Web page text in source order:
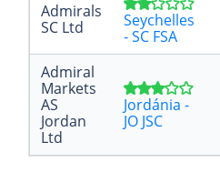
Admirals
SC Ltd
Seychelles
- SC FSA
Admiral
Markets
AS
Jordan
Ltd
Jordánia -
JO JSC